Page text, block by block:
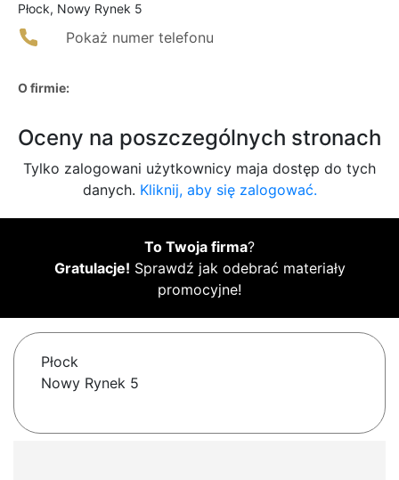
Płock, Nowy Rynek 5
Pokaż numer telefonu
O firmie:
Oceny na poszczególnych stronach
Tylko zalogowani użytkownicy maja dostęp do tych
danych. Kliknij, aby się zalogować.
To Twoja firma?
Gratulacje! Sprawdź jak odebrać materiały
promocyjne!
Płock
Nowy Rynek 5